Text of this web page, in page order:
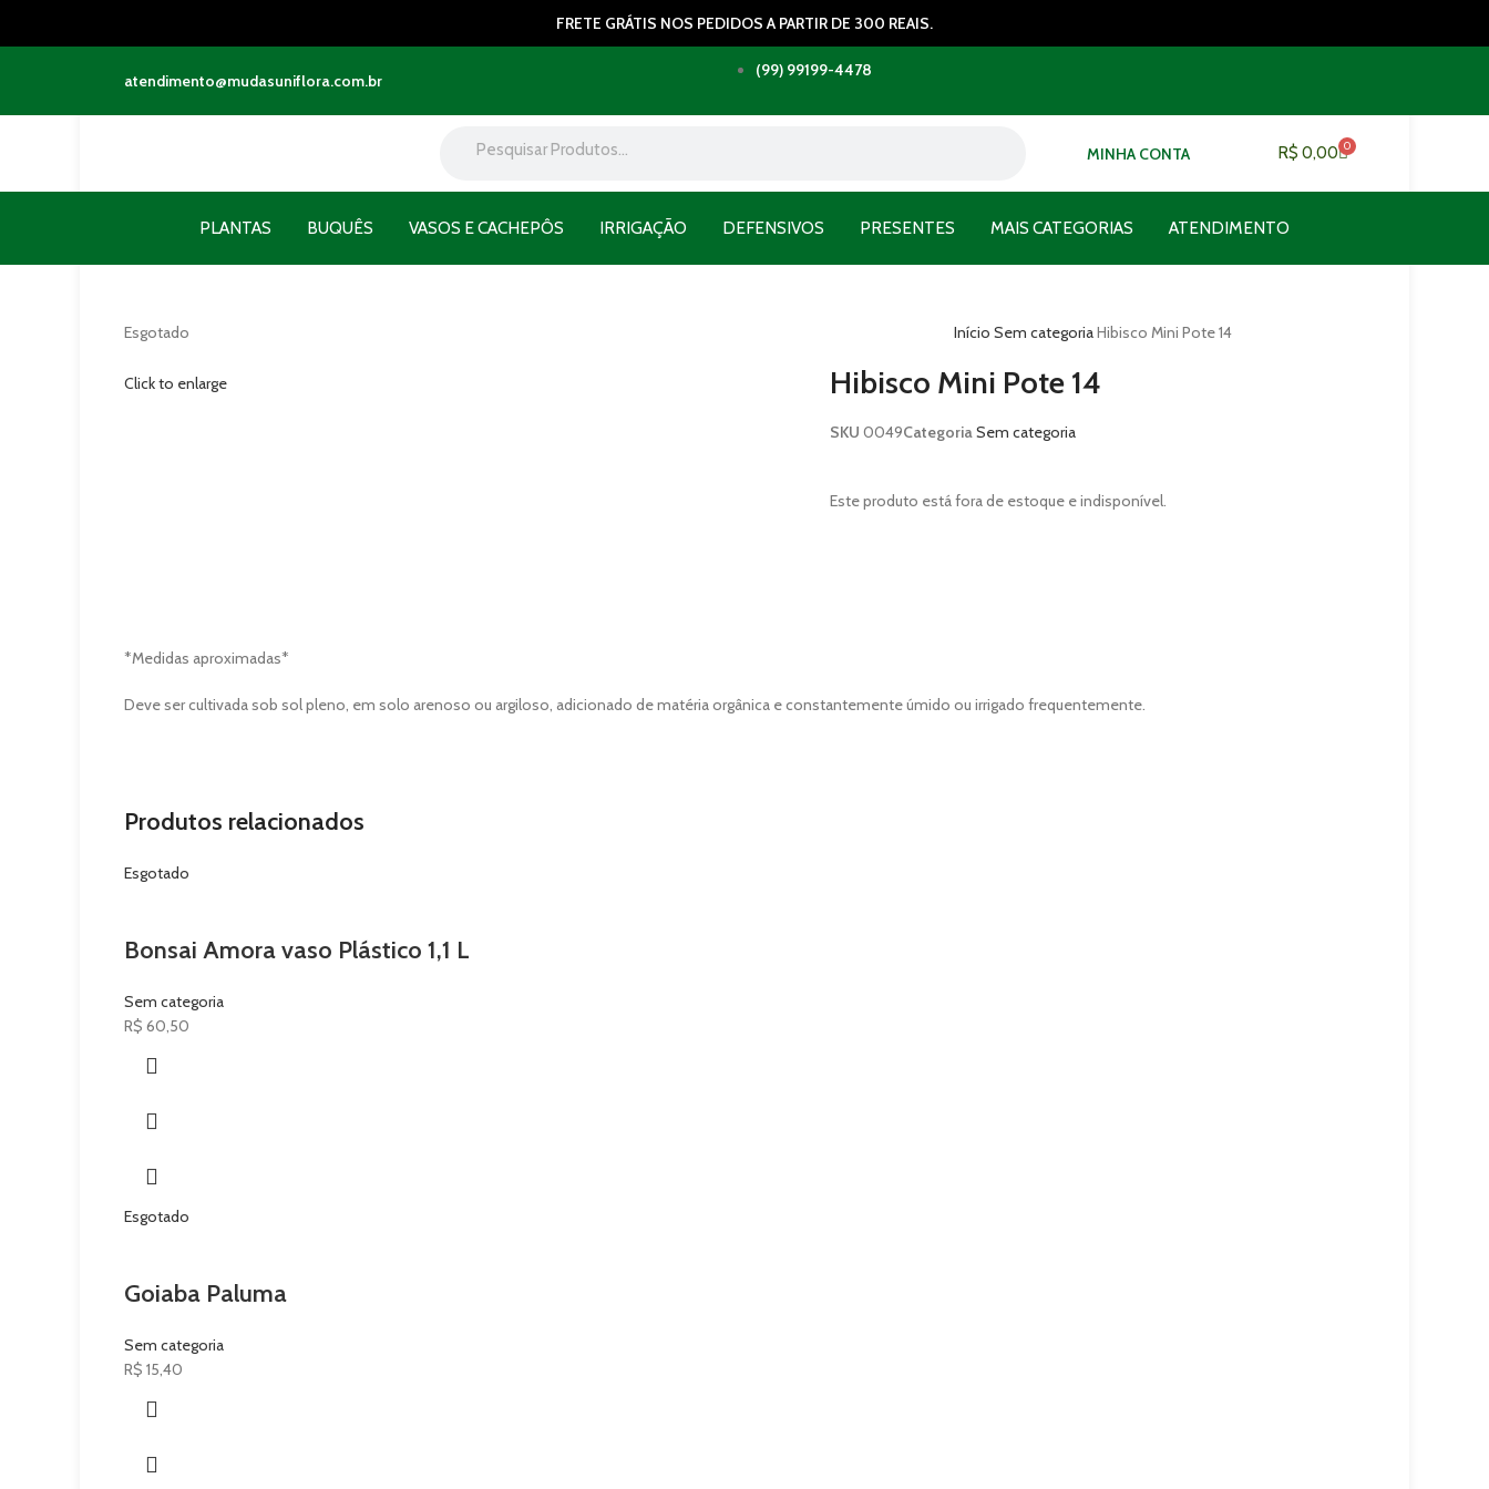
FRETE GRÁTIS NOS PEDIDOS A PARTIR DE 300 REAIS.
atendimento@mudasuniflora.com.br
(99) 99199-4478
MINHA CONTA R$ 0,00 0
PLANTAS BUQUÊS VASOS E CACHEPÔS IRRIGAÇÃO DEFENSIVOS PRESENTES MAIS CATEGORIAS ATENDIMENTO
Esgotado
Click to enlarge
InícioSem categoriaHibisco Mini Pote 14
Hibisco Mini Pote 14
SKU 0049CategoriaSem categoria
Este produto está fora de estoque e indisponível.
*Medidas aproximadas*
Deve ser cultivada sob sol pleno, em solo arenoso ou argiloso, adicionado de matéria orgânica e constantemente úmido ou irrigado frequentemente.
Produtos relacionados
Esgotado
Bonsai Amora vaso Plástico 1,1 L
Sem categoria
R$ 60,50
Esgotado
Goiaba Paluma
Sem categoria
R$ 15,40